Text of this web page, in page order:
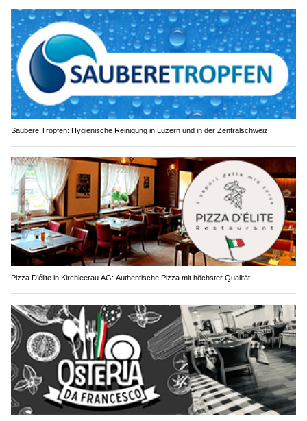
Saubere Tropfen: Hygienische Reinigung in Luzern und in der Zentralschweiz
Pizza D’élite in Kirchleerau AG: Authentische Pizza mit höchster Qualität